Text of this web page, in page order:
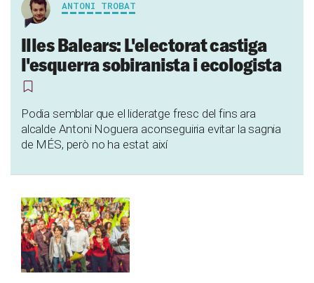
ANTONI TROBAT
Illes Balears: L'electorat castiga
l'esquerra sobiranista i ecologista
Podia semblar que el lideratge fresc del fins ara
alcalde Antoni Noguera aconseguiria evitar la sagnia
de MÉS, però no ha estat així